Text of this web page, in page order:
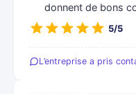
donnent de bons
5/5
L’entreprise a pris